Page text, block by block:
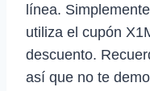
línea.
utiliza el cupón
descuento.
así que no te